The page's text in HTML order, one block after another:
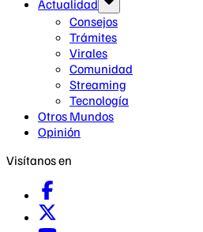
Actualidad
Consejos
Trámites
Virales
Comunidad
Streaming
Tecnología
Otros Mundos
Opinión
Visítanos en